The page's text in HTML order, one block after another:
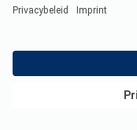
Slavische ronde
Als u met uw eigen